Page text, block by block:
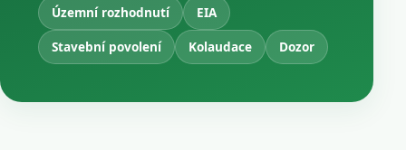
Územní rozhodnutí
EIA
Stavební povolení
Kolaudace Dozor